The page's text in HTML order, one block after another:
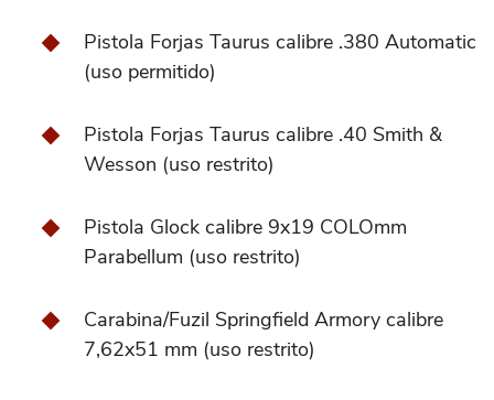
Pistola Forjas Taurus calibre .380 Automatic
(uso permitido)
Pistola Forjas Taurus calibre .40 Smith &
Wesson (uso restrito)
Pistola Glock calibre 9x19 COLOmm
Parabellum (uso restrito)
Carabina/Fuzil Springfield Armory calibre
7,62x51 mm (uso restrito)